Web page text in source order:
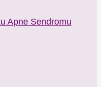
Apne Sendromu